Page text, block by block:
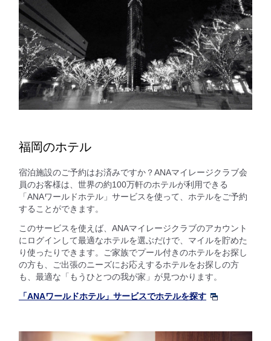
福岡のホテル
宿泊施設のご予約はお済みですか？ANAマイレージクラブ会
員のお客様は、世界の約100万軒のホテルが利用できる
「ANAワールドホテル」サービスを使って、ホテルをご予約
することができます。
このサービスを使えば、ANAマイレージクラブのアカウント
にログインして最適なホテルを選ぶだけで、マイルを貯めた
り使ったりできます。ご家族でプール付きのホテルをお探し
の方も、ご出張のニーズにお応えするホテルをお探しの方
も、最適な「もうひとつの我が家」が見つかります。
「ANAワールドホテル」サービスでホテルを探す